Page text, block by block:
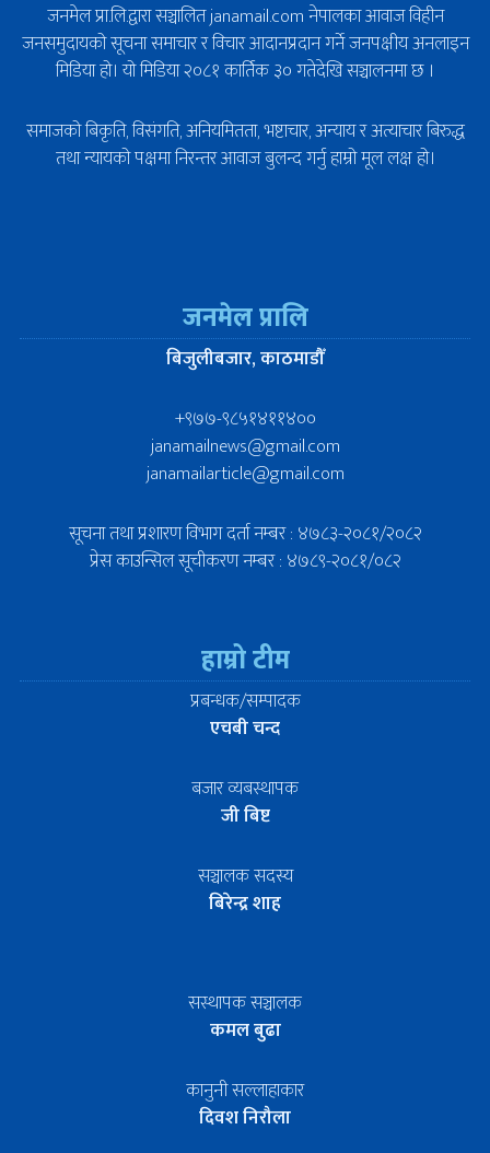
जनमेल प्रा.लि.द्वारा सञ्चालित janamail.com नेपालका आवाज विहीन
जनसमुदायको सूचना समाचार र विचार आदानप्रदान गर्ने जनपक्षीय अनलाइन
मिडिया हो। यो मिडिया २०८१ कार्तिक ३० गतेदेखि सञ्चालनमा छ ।
समाजको बिकृति, विसंगति, अनियमितता, भष्टाचार, अन्याय र अत्याचार बिरुद्ध
तथा न्यायको पक्षमा निरन्तर आवाज बुलन्द गर्नु हाम्रो मूल लक्ष हो।
जनमेल प्रालि
बिजुलीबजार, काठमाडौँ
+९७७-९८५१४११४००
janamailnews@gmail.com
janamailarticle@gmail.com
सूचना तथा प्रशारण विभाग दर्ता नम्बर : ४७८३-२०८१/२०८२
प्रेस काउन्सिल सूचीकरण नम्बर : ४७८९-२०८१/०८२
हाम्रो टीम
प्रबन्धक/सम्पादक
एचबी चन्द
बजार व्यबस्थापक
जी बिष्ट
सञ्चालक सदस्य
बिरेन्द्र शाह
सस्थापक सञ्चालक
कमल बुढा
कानुनी सल्लाहाकार
दिवश निरौला